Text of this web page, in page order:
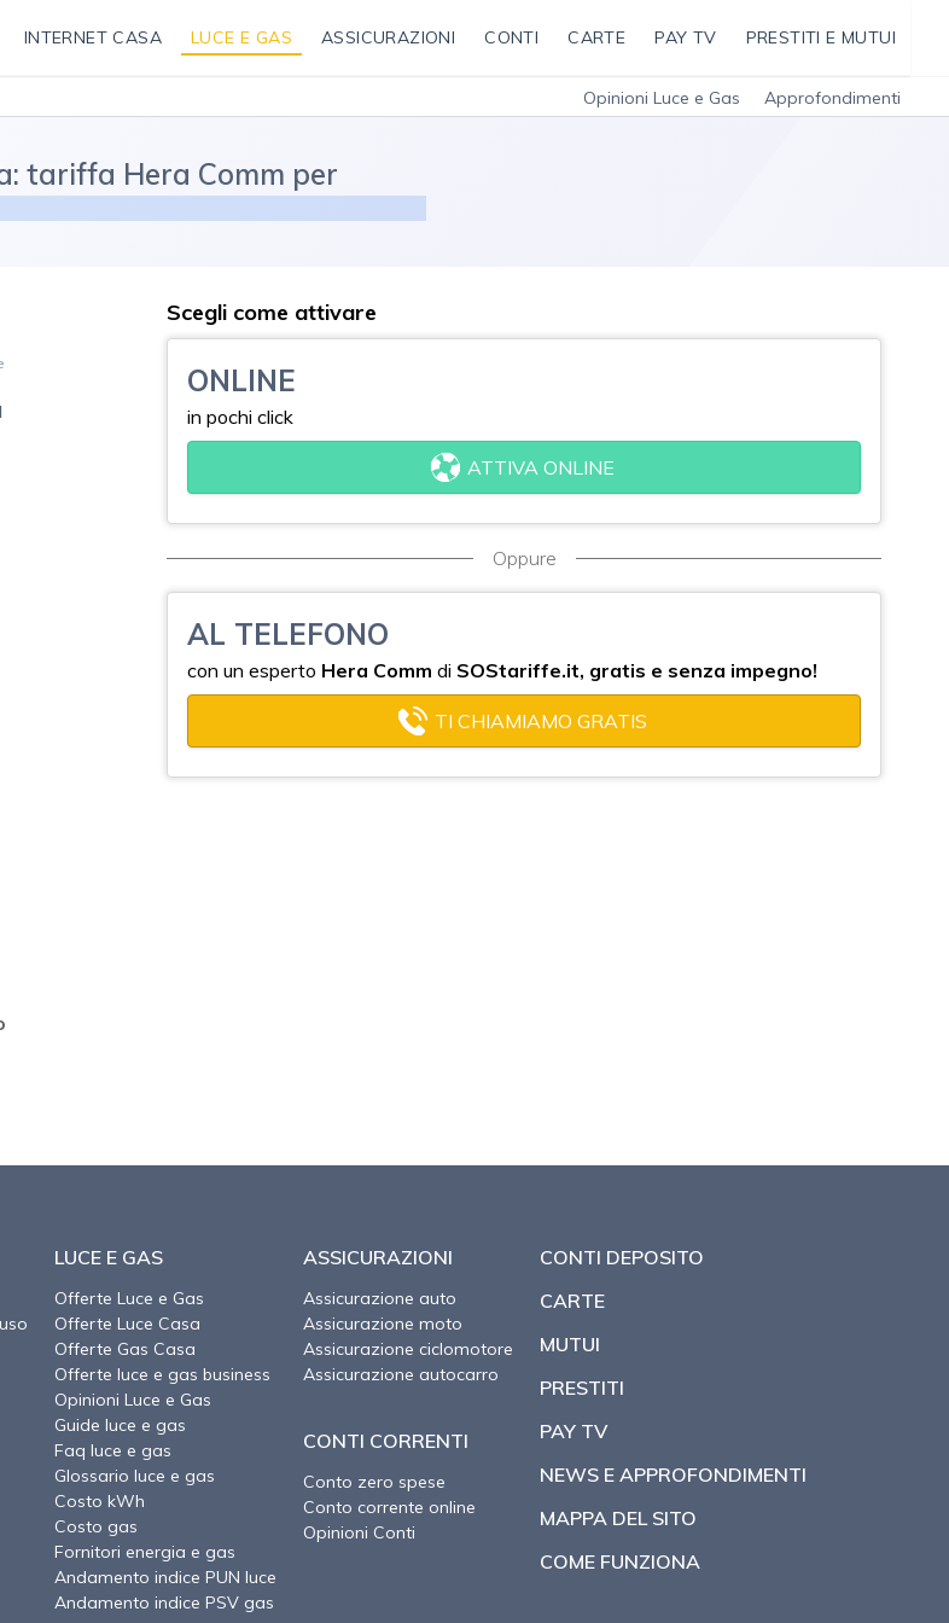
INTERNET CASA LUCE E GAS ASSICURAZIONI CONTI CARTE PAY TV PRESTITI E MUTUI
Opinioni Luce e Gas Approfondimenti
tariffa Hera Comm per
Scegli come attivare
ONLINE
in pochi click
ATTIVA ONLINE
Oppure
AL TELEFONO
con un esperto Hera Comm di SOStariffe.it, gratis e senza impegno!
TI CHIAMIAMO GRATIS
LUCE E GAS
Offerte Luce e Gas
Offerte Luce Casa
Offerte Gas Casa
Offerte luce e gas business
Opinioni Luce e Gas
Guide luce e gas
Faq luce e gas
Glossario luce e gas
Costo kWh
Costo gas
Fornitori energia e gas
Andamento indice PUN luce
Andamento indice PSV gas
ASSICURAZIONI
Assicurazione auto
Assicurazione moto
Assicurazione ciclomotore
Assicurazione autocarro
CONTI CORRENTI
Conto zero spese
Conto corrente online
Opinioni Conti
CONTI DEPOSITO
CARTE
MUTUI
PRESTITI
PAY TV
NEWS E APPROFONDIMENTI
MAPPA DEL SITO
COME FUNZIONA